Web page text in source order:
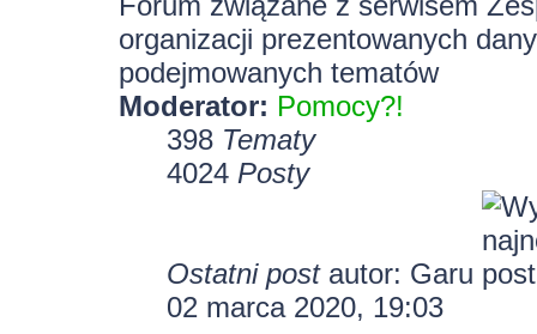
organizacji prezentowanych
podejmowanych tematów
Moderator: Pomocy?!
398 Tematy
4024 Posty
Ostatni postautor: Garu
02 marca 2020, 19:03